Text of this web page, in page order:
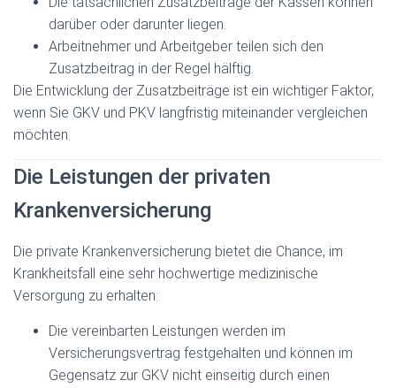
darüber oder darunter liegen.
Arbeitnehmer und Arbeitgeber teilen sich den
Zusatzbeitrag in der Regel hälftig.
Die Entwicklung der Zusatzbeiträge ist ein wichtiger Faktor,
wenn Sie GKV und PKV langfristig miteinander vergleichen
möchten.
Die Leistungen der privaten
Krankenversicherung
Die private Krankenversicherung bietet die Chance, im
Krankheitsfall eine sehr hochwertige medizinische
Versorgung zu erhalten:
Die vereinbarten Leistungen werden im
Versicherungsvertrag festgehalten und können im
Gegensatz zur GKV nicht einseitig durch einen